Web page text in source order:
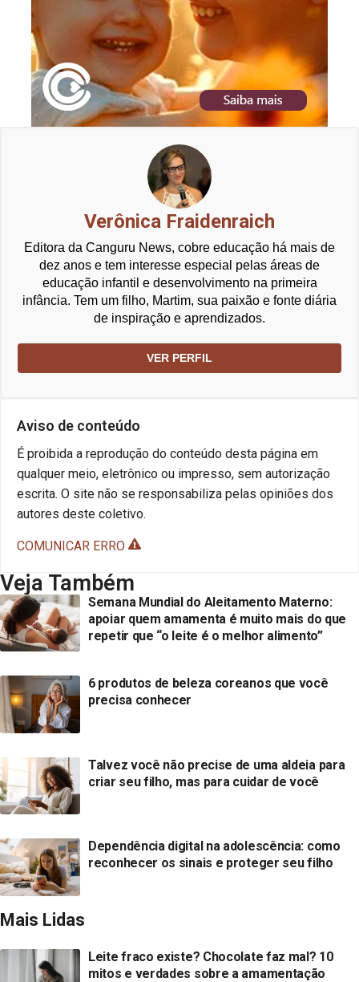
Verônica Fraidenraich
Editora da Canguru News, cobre educação há mais de
dez anos e tem interesse especial pelas áreas de
educação infantil e desenvolvimento na primeira
infância. Tem um filho, Martim, sua paixão e fonte diária
de inspiração e aprendizados.
VER PERFIL
Aviso de conteúdo
É proibida a reprodução do conteúdo desta página em
qualquer meio, eletrônico ou impresso, sem autorização
escrita. O site não se responsabiliza pelas opiniões dos
autores deste coletivo.
COMUNICAR ERRO
Veja Também
Semana Mundial do Aleitamento Materno:
apoiar quem amamenta é muito mais do que
repetir que “o leite é o melhor alimento”
6 produtos de beleza coreanos que você
precisa conhecer
Talvez você não precise de uma aldeia para
criar seu filho, mas para cuidar de você
Dependência digital na adolescência: como
reconhecer os sinais e proteger seu filho
Mais Lidas
Leite fraco existe? Chocolate faz mal? 10
mitos e verdades sobre a amamentação